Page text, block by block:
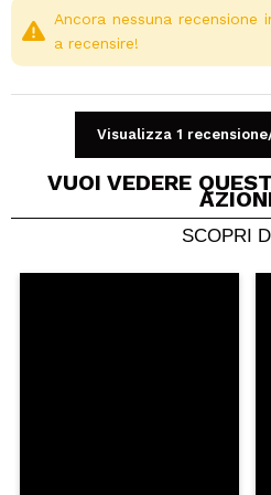
Vegan.
Condividi un
Il tuo video potrebbe essere
Ancora nessuna recensione
a recensire!
Visualizza 1
VUOI VEDERE
SCOPRI